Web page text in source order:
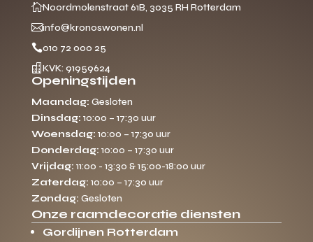
Noordmolenstraat 61B, 3035 RH Rotterdam
info@kronoswonen.nl
010 72 000 25
 KVK: 91959624
Openingstijden
Maandag: Gesloten
Dinsdag: 10:00 – 17:30 uur
Woensdag: 10:00 – 17:30 uur
Donderdag: 10:00 – 17:30 uur
Vrijdag: 11:00 - 13:30 & 15:00-18:00 uur
Zaterdag: 10:00 – 17:30 uur
Zondag: Gesloten
Onze raamdecoratie diensten
Gordijnen Rotterdam